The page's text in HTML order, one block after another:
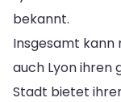
bekannt.
Insgesamt kann
auch Lyon ihren
Stadt bietet